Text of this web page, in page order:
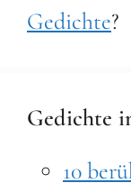
Gedichte?
Gedichte
10